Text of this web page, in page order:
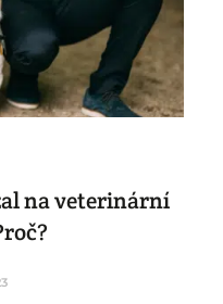
na veterinární